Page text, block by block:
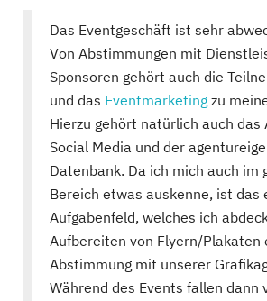
Das Eventgeschäft ist sehr
Von Abstimmungen mit
Sponsoren gehört auch die
und das Eventmarketing zu
Hierzu gehört natürlich auch das
Social Media und der
Datenbank. Da ich mich auch im
Bereich etwas auskenne, ist das
Aufgabenfeld, welches ich
Aufbereiten von Flyern/Plakaten
Abstimmung mit unserer
Während des Events fallen dann